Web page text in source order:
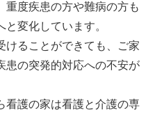
重度疾患の方や難病の方も
変化しています。
けることができても、ご家
患の突発的対応への不安が
看護の家は看護と介護の専